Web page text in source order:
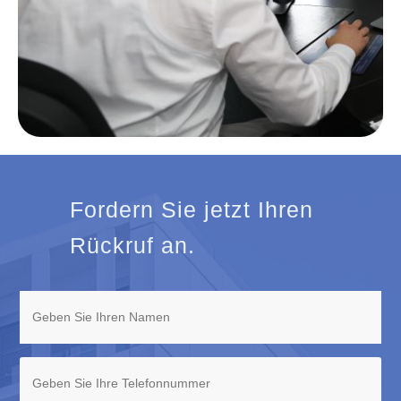
Fordern Sie jetzt Ihren
Rückruf an.